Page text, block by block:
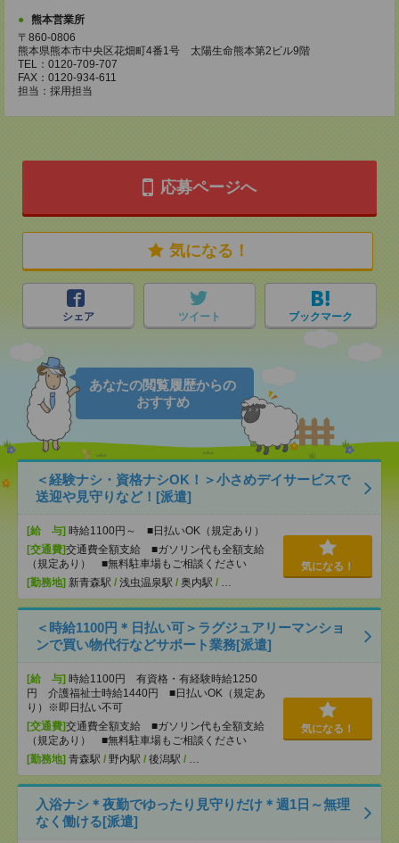
熊本営業所
〒860-0806
熊本県熊本市中央区花畑町4番1号 太陽生命熊本第2ビル9階
TEL：0120-709-707
FAX：0120-934-611
担当：採用担当
応募ページへ
気になる！
シェア ツイート ブックマーク
あなたの閲覧履歴からの
おすすめ
＜経験ナシ・資格ナシOK！＞小さめデイサービスで
送迎や見守りなど！[派遣]
[給 与] 時給1100円～ ■日払いOK（規定あり）
[交通費]交通費全額支給 ■ガソリン代も全額支給
（規定あり） ■無料駐車場もご相談ください
[勤務地] 新青森駅 / 浅虫温泉駅 / 奥内駅 / …
気になる！
＜時給1100円＊日払い可＞ラグジュアリーマンショ
ンで買い物代行などサポート業務[派遣]
[給 与] 時給1100円 有資格・有経験時給1250
円 介護福祉士時給1440円 ■日払いOK（規定あ
り）※即日払い不可
[交通費]交通費全額支給 ■ガソリン代も全額支給
（規定あり） ■無料駐車場もご相談ください
[勤務地] 青森駅 / 野内駅 / 後潟駅 / …
気になる！
入浴ナシ＊夜勤でゆったり見守りだけ＊週1日～無理
なく働ける[派遣]